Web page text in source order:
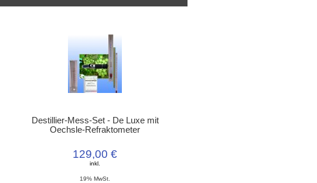
Destillier-Mess-Set - De Luxe mit
Oechsle-Refraktometer
129,00 €
inkl.
19% MwSt.